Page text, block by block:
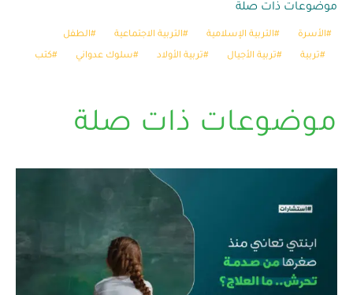
موضوعات ذات صلة
الأسرة التربية الإسلامية التربية الاجتماعية الطفل
تربية تربية الأجيال تربية الأولاد سلوك عدواني كتب
موضوعات ذات صلة